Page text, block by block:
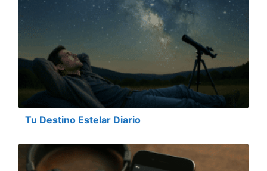
Tu Destino Estelar Diario